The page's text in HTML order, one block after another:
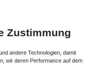
Zustimmung
andere Technologien, damit
wir deren Performance auf dem